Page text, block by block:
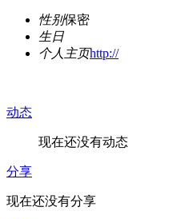
性别保密
生日
个人主页http://
动态
现在还没有动态
分享
现在还没有分享